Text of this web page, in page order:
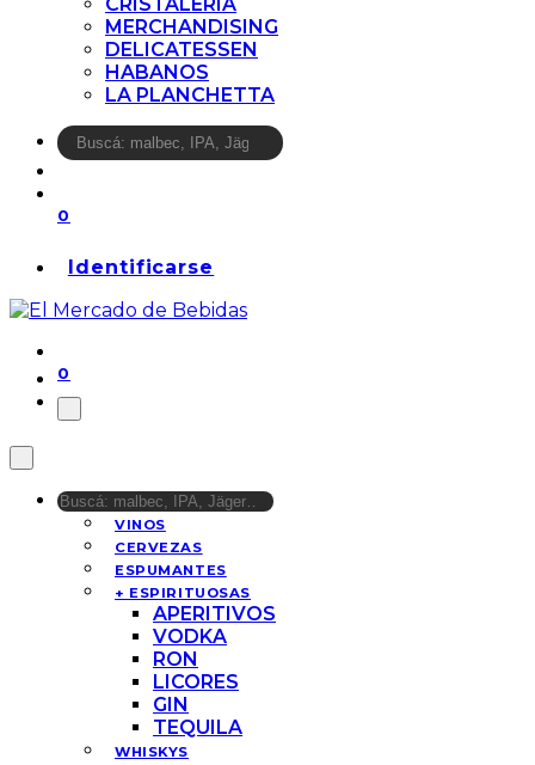
MERCHANDISING
DELICATESSEN
HABANOS
LA PLANCHETTA
0
Identificarse
0
VINOS
CERVEZAS
ESPUMANTES
+ ESPIRITUOSAS
APERITIVOS
VODKA
RON
LICORES
GIN
TEQUILA
WHISKYS